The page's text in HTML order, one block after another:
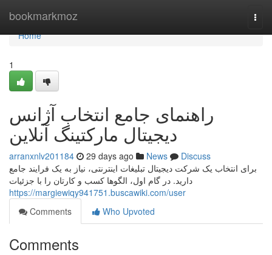
bookmarkmoz
Home
Home
1
راهنمای جامع انتخاب آژانس
دیجیتال مارکتینگ آنلاین
arranxnlv201184 29 days ago News
Discuss
برای انتخاب یک شرکت دیجیتال تبلیغات اینترنتی، نیاز به یک فرایند جامع
دارید. در گام اول، الگوها کسب و کارتان را با جزئیات
https://margiewiqy941751.buscawiki.com/user
Comments
Who Upvoted
Comments